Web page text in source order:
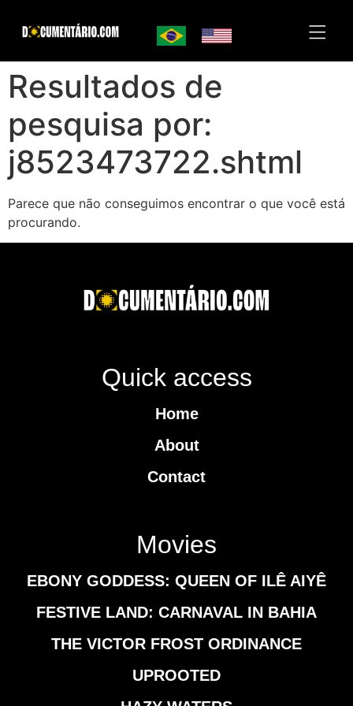
Resultados de
pesquisa por:
j8523473722.shtml
Parece que não conseguimos encontrar o que você está
procurando.
Quick access
Home
About
Contact
Movies
EBONY GODDESS: QUEEN OF ILÊ AIYÊ
FESTIVE LAND: CARNAVAL IN BAHIA
THE VICTOR FROST ORDINANCE
UPROOTED